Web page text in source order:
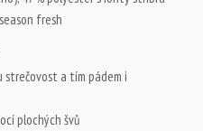
fresh
a tím pádem i
plochých švů